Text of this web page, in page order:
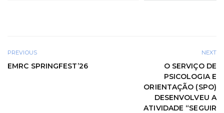
PREVIOUS
EMRC SPRINGFEST’26
NEXT
O SERVIÇO DE
PSICOLOGIA E
ORIENTAÇÃO (SPO)
DESENVOLVEU A
ATIVIDADE “SEGUIR